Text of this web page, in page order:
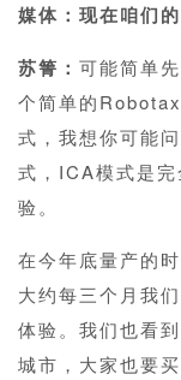
媒体：现在咱们
苏箐： 可能简单
个简单的
式，我想你可能
式，ICA模式是
验。
在今年底量产的
大约每三个月我
体验。我们也看
城市，大家也要